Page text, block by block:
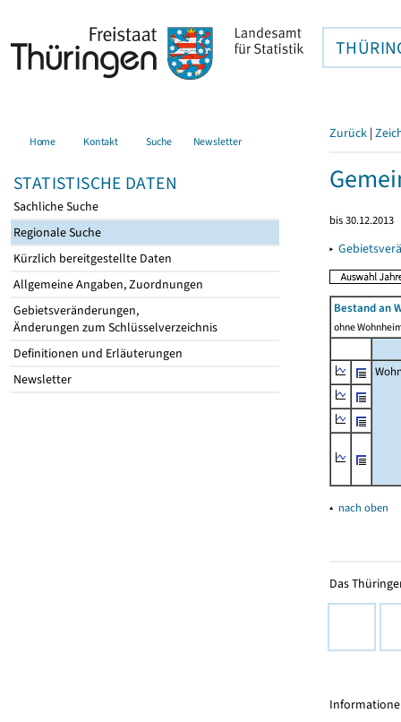
Home Kontakt Suche Newsletter
STATISTISCHE DATEN
Sachliche Suche
Regionale Suche
Kürzlich bereitgestellte Daten
Allgemeine Angaben, Zuordnungen
Gebietsveränderungen,
Änderungen zum Schlüsselverzeichnis
Definitionen und Erläuterungen
Newsletter
Zurück |
bis 30.12.2013
▸
Bestand an
ohne
▴ nach oben
Das